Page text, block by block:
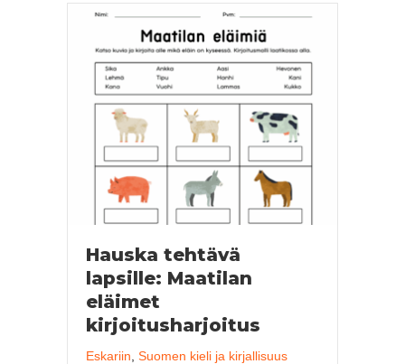
Hauska tehtävä
lapsille: Maatilan
eläimet
kirjoitusharjoitus
Eskariin Suomen kieli ja kirjallisuus